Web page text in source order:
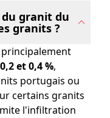
granit du
granits ?
et 0,4 %,
portugais ou
certains granits
l'infiltration